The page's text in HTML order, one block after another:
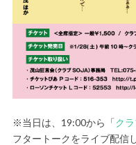
※当日は、19:00から「ク
フタートークをライブ配信